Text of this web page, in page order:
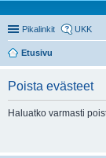
Pikalinkit UKK
Etusivu
Poista evästeet
Haluatko varmasti